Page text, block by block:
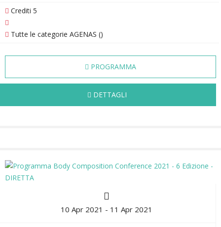
Crediti 5
Tutte le categorie AGENAS ()
PROGRAMMA
DETTAGLI
10 Apr 2021 - 11 Apr 2021